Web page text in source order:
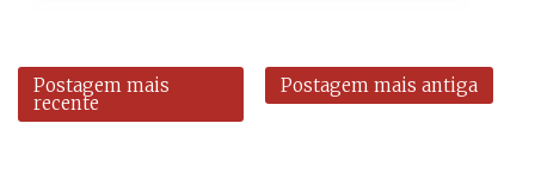
Postagem mais
recente
Postagem mais antiga